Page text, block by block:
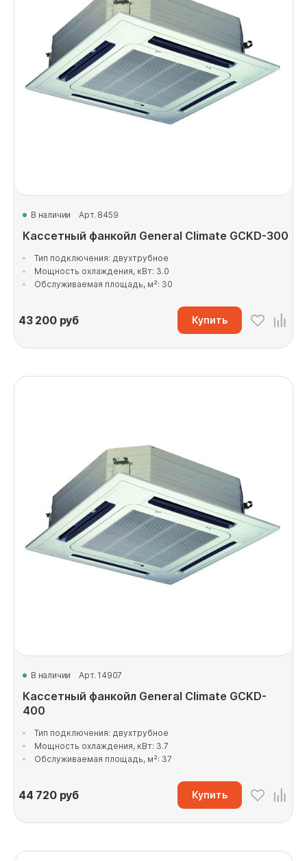
В наличии Арт. 8459
Кассетный фанкойл General Climate GCKD-300
Тип подключения: двухтрубное
Мощность охлаждения, кВт: 3.0
Обслуживаемая площадь, м²: 30
43 200руб Купить
В наличии Арт. 14907
Кассетный фанкойл General Climate GCKD-
400
Тип подключения: двухтрубное
Мощность охлаждения, кВт: 3.7
Обслуживаемая площадь, м²: 37
44 720руб Купить